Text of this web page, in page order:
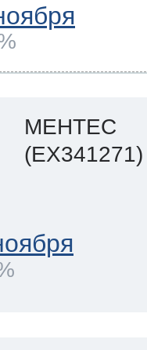
МЕНТЕС
(EX341271)